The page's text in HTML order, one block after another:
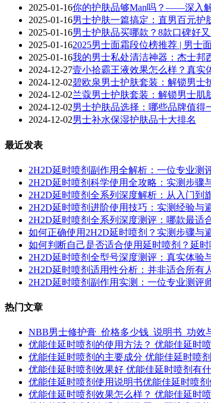
2025-01-16你的护肤品够Man吗？——深入
2025-01-16男士护肤一篇搞定：直男百元护
2025-01-16男士护肤品买哪款？8款口碑好
2025-01-162025男士面霜段位榜推荐 | 男士
2025-01-16我的男士私处清洁神器：杰士邦
2024-12-27壹小拾霸王液效果怎么样？真实
2024-12-02碧欧泉男士护肤套装：解锁男士
2024-12-02兰蔻男士护肤套装：解锁男士肌
2024-12-02男士护肤品选择：哪些品牌值得
2024-12-02男士补水保湿护肤品十大排名
最近发表
2H2D延时喷剂副作用全解析：一位专业测
2H2D延时喷剂科学使用全攻略：实测步骤
2H2D延时喷剂全系列深度解析：从入门到
2H2D延时喷剂进阶使用技巧：实测经验与
2H2D延时喷剂全系列深度测评：哪款最适
如何正确使用2H2D延时喷剂？实测步骤与
如何判断自己是否适合使用延时喷剂？延
2H2D延时喷剂全型号深度测评：真实体验
2H2D延时喷剂适用性分析：并非适合所有
2H2D延时喷剂副作用实测：一位专业测评
热门文章
NBB男士修护膏_价格多少钱_说明书_功效
优能佳延时喷剂的使用方法？ 优能佳延时
优能佳延时喷剂的主要成分 优能佳延时喷
优能佳延时喷剂效果好 优能佳延时喷剂有
优能佳延时喷剂使用说明书优能佳延时喷
优能佳延时喷剂效果怎么样？ 优能佳延时